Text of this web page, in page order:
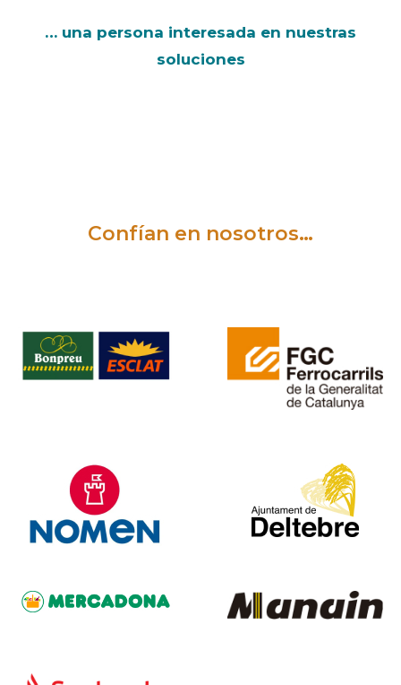
… una persona interesada en nuestras
soluciones
Confían en nosotros…